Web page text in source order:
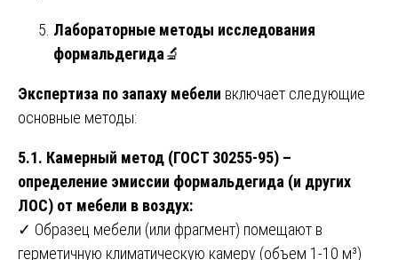
Лабораторные методы исследования
формальдегида🔬
Экспертиза по запаху мебели включает следующие
основные методы:
5.1. Камерный метод (ГОСТ 30255-95) –
определение эмиссии формальдегида (и других
ЛОС) от мебели в воздух:
✓ Образец мебели (или фрагмент) помещают в
герметичную климатическую камеру (объем 1-10 м³)